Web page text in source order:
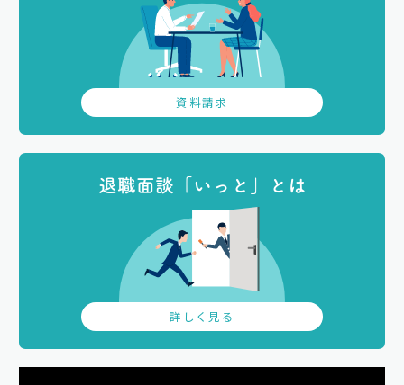
資料請求
退職面談「いっと」とは
詳しく見る